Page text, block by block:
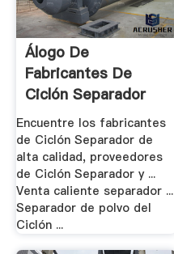
Álogo De
Fabricantes De
Ciclón Separador
De .
Encuentre los fabricantes
de Ciclón Separador de
alta calidad, proveedores
de Ciclón Separador y ...
Venta caliente separador ...
Separador de polvo del
Ciclón ...